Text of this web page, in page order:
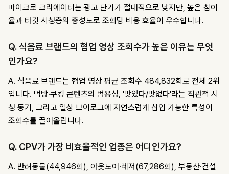
마이크로 크리에이터는 광고 단가가 절대적으로 낮지만, 높은 참여
율과 타깃 시청층의 충성도로 조회당 비용 효율이 우수합니다.
Q. 식음료 브랜드의 협업 영상 조회수가 높은 이유는 무엇
인가요?
A. 식음료 브랜드는 협업 영상 평균 조회수 484,832회로 전체 2위
입니다. 먹방·쿠킹 콘텐츠의 범용성, '맛있다/맛없다'라는 직관적 시
청 동기, 그리고 일상 브이로그에 자연스럽게 삽입 가능한 특성이
조회수를 끌어올립니다.
Q. CPV가 가장 비효율적인 업종은 어디인가요?
A. 반려동물(44,946회), 아웃도어·레저(67,286회), 부동산·건설